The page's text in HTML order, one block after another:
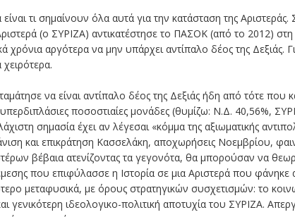
τι σημαίνουν όλα αυτά για την κατάσταση της
(ο ΣΥΡΙΖΑ) αντικατέστησε το ΠΑΣΟΚ (από το 2012)
χρόνια αργότερα να μην υπάρχει αντίπαλο δέος της Δεξιάς.
να είναι αντίπαλο δέος της Δεξιάς ήδη από τότε που
ποσοστιαίες μονάδες (θυμίζω: Ν.Δ. 40,56%,
σημασία έχει αν λέγεσαι «κόμμα της αξιωματικής
και επικράτηση Κασσελάκη, αποχωρήσεις Νοεμβρίου,
βέβαια ατενίζοντας τα γεγονότα, θα μπορούσαν να
που επιφύλασσε η Ιστορία σε μια Αριστερά που
μεταφυσικά, με όρους στρατηγικών συσχετισμών: το
γενικότερη ιδεολογικο-πολιτική αποτυχία του ΣΥΡΙΖΑ.